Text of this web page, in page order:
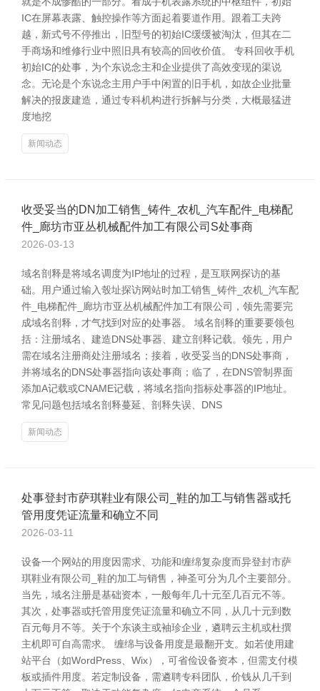
IC在屏幕表露、触控操作等方面起着要道作用。跟着工夫跨
越，新式号不停推出，旧型号的初始IC缓缓被淘汰，但其在二
手商场和维修行业中照旧具有较高的回收价值。 专科回收手机
初始IC的处事，为个东说念主和企业提供了高效变现的渠说
念。无论是个东说念主用户手中闲置的旧手机，如故企业批量
解决的报废建造，通过专科机构进行拆解与分类，大概最猛进
度地挖
新闻动态
收受妥当的DN加工销售_铸件_农机_汽车配件_电梯配
件_廊坊市亚丛机械配件加工有限公司S处事商
2026-03-13
域名剖释是将域名调度为IP地址的过程，是互联网探访的基
础。用户通过输入彀址探访网站时加工销售_铸件_农机_汽车配
件_电梯配件_廊坊市亚丛机械配件加工有限公司，领先需要完
成域名剖释，才气找到对应的处事器。 域名剖释的重要要领包
括：注册域名、建造DNS处事器、建立剖释记载。领先，用户
需在域名注册商处注册域名；接着，收受妥当的DNS处事商，
并将域名的DNS处事器指向该处事商；临了，在DNS管制界面
添加A记载或CNAME记载，将域名指向指标处事器的IP地址。
常见问题包括域名剖释蔓延、剖释失误、DNS
新闻动态
处事登封市萨琪鞋业有限公司_鞋的加工与销售器或托
管用度凭证流量和确立不同
2026-03-11
设备一个网站的用度因需求、功能和缠绵复杂度而异登封市萨
琪鞋业有限公司_鞋的加工与销售，神圣可分为几个主要部分。
当先，域名注册是基础资本，一般每年几十元至几百元不等。
其次，处事器或托管用度凭证流量和确立不同，从几十元到数
百元每月不等。关于个东谈主或袖珍企业，遴聘云主机或杜撰
主机即可自高需求。 缠绵与设备用度是最翻开支。如若使用建
站平台（如WordPress、Wix），可省俭设备资本，但需支付模
板或插件用度。若定制设备，需遴聘专科团队，价钱从几千到